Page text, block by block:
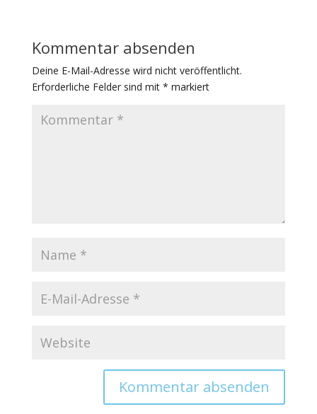
Kommentar absenden
Deine E-Mail-Adresse wird nicht veröffentlicht.
Erforderliche Felder sind mit * markiert